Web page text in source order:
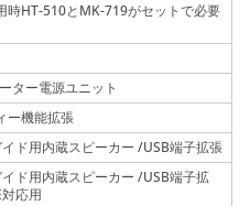
時HT-510とMK-719がセットで必要
ター電源ユニット
ー機能拡張
ド用内蔵スピーカー /USB端子拡張
ド用内蔵スピーカー /USB端子拡
応用